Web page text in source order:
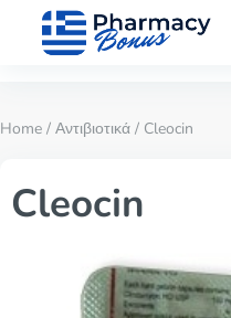
Home / Αντιβιοτικά / Cleocin
Cleocin